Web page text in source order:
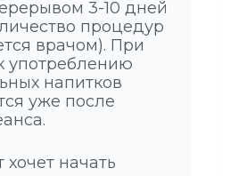
3-10 дней
процедур
врачом). При
употреблению
напитков
уже после
начать